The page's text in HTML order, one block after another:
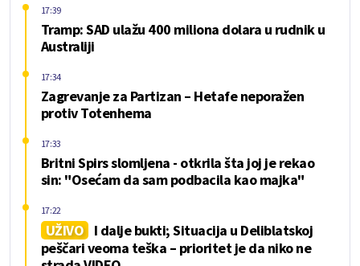
Tramp: SAD ulažu 400 miliona dolara u rudnik u
Australiji
17:39
Zagrevanje za Partizan – Hetafe neporažen
protiv Totenhema
17:34
Britni Spirs slomljena - otkrila šta joj je rekao
sin: "Osećam da sam podbacila kao majka"
17:33
UŽIVO
I dalje bukti; Situacija u Deliblatskoj
peščari veoma teška – prioritet je da niko ne
17:22